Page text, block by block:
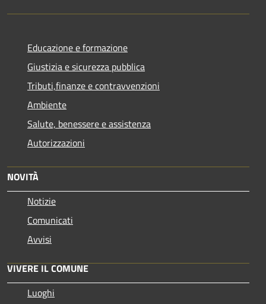
Educazione e formazione
Giustizia e sicurezza pubblica
Tributi,finanze e contravvenzioni
Ambiente
Salute, benessere e assistenza
Autorizzazioni
NOVITÀ
Notizie
Comunicati
Avvisi
VIVERE IL COMUNE
Luoghi